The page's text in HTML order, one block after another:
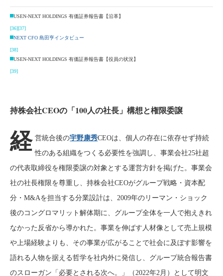
USEN-NEXT HOLDINGS 有価証券報告書【沿革】
[36][37]
NEXT CFO 島田亨インタビュー
[38]
USEN-NEXT HOLDINGS 有価証券報告書【役員の状況】
[39]
持株会社CEOの「100人の社長」構想と権限委譲
経 営統合後の宇野康秀CEOは、個人の存在に依存せず持続
性のある組織をつくる必要性を強調し、事業会社25社超
の代表取締役を権限委譲の対象とする運営方針を掲げた。事業会
社の社長権限を尊重し、持株会社CEOがグループ戦略・資本配
分・M&Aを担当する分業設計は、2009年のリーマン・ショック
後のコングロマリット解体期に、グループ全体を一人で抱えきれ
なかった反省から導かれた。事業を伸ばす人材像として売上規模
や上場経験よりも、その事業が広がることで社会に及ぼす影響を
語れる人物を据える哲学を社内外に発信し、グループ統合報告書
のスローガン「必要とされる次へ。」（2022年2月）として明文